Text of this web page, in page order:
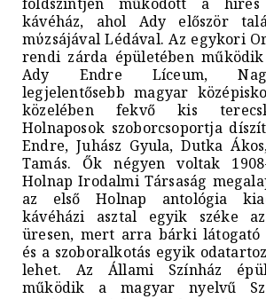
kávéház, ahol Ady először
mύzsájával Lédával. Az egykori
rendi zárda épületében
Ady Endre Líceum,
legjelentősebb magyar
közelében fekvő kis
Holnaposok szoborcsoportja
Endre, Juhász Gyula, Dutka
Tamás. Ők négyen voltak
Holnap Irodalmi Társaság
az első Holnap antológia
kávéházi asztal egyik széke
üresen, mert arra bárki látogató
és a szoboralkotás egyik
lehet. Az Állami Színház
működik a magyar nyelvű